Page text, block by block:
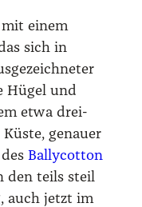
einem
sich in
Hügel und
etwa drei­
genau­er
Bal­ly­cot­ton
den teils steil
auch jetzt im